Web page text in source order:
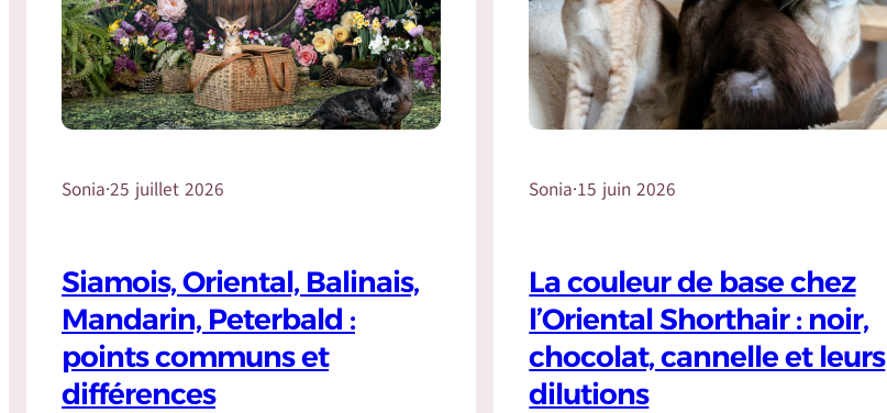
Sonia·25 juillet 2026
Siamois, Oriental, Balinais,
Mandarin, Peterbald :
points communs et
différences
Sonia·15 juin 2026
La couleur de base chez
l’Oriental Shorthair : noir,
chocolat, cannelle et leurs
dilutions